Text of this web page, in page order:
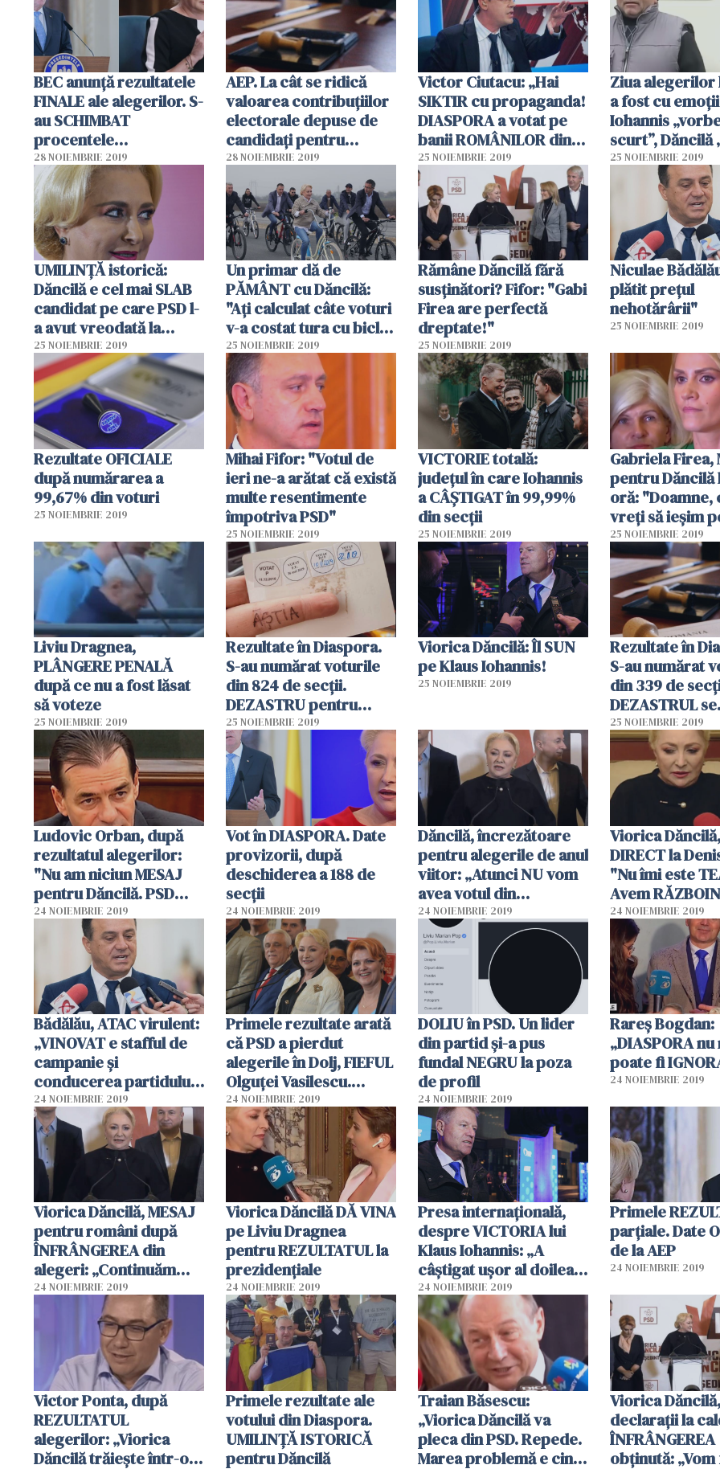
BEC anunță rezultatele
FINALE ale alegerilor. S-
au SCHIMBAT
procentele
candidaților
28 NOIEMBRIE 2019
AEP. La cât se ridică
valoarea contribuţiilor
electorale depuse de
candidaţi pentru
finanţarea campaniei
28 NOIEMBRIE 2019
Victor Ciutacu: „Hai
SIKTIR cu propaganda!
DIASPORA a votat pe
banii ROMÂNILOR din
țară”
25 NOIEMBRIE 2019
Ziua alegerilor
a fost cu
Iohannis
scurt”, Dăncilă
suflet
25 NOIEMBRIE 2019
UMILINȚĂ istorică:
Dăncilă e cel mai SLAB
candidat pe care PSD l-
a avut vreodată la
prezidențiale. Cifrele
momentului
25 NOIEMBRIE 2019
Un primar dă de
PĂMÂNT cu Dăncilă:
"Ați calculat câte voturi
v-a costat tura cu bicla?
Unge lanţul!"
25 NOIEMBRIE 2019
Rămâne Dăncilă fără
susţinători? Fifor: "Gabi
Firea are perfectă
dreptate!"
25 NOIEMBRIE 2019
Niculae
plătit prețul
nehotărârii"
25 NOIEMBRIE 2019
Rezultate OFICIALE
după numărarea a
99,67% din voturi
25 NOIEMBRIE 2019
Mihai Fifor: "Votul de
ieri ne-a arătat că există
multe resentimente
împotriva PSD"
25 NOIEMBRIE 2019
VICTORIE totală:
județul în care Iohannis
a CÂȘTIGAT în 99,99%
din secții
25 NOIEMBRIE 2019
Gabriela Firea,
pentru Dăncilă
oră: "Doamne,
vreți să ieșim
dos a istoriei?"
25 NOIEMBRIE 2019
Liviu Dragnea,
PLÂNGERE PENALĂ
după ce nu a fost lăsat
să voteze
25 NOIEMBRIE 2019
Rezultate în Diaspora.
S-au numărat voturile
din 824 de secții.
DEZASTRU pentru
Dăncilă
25 NOIEMBRIE 2019
Viorica Dăncilă: Îl SUN
pe Klaus Iohannis!
25 NOIEMBRIE 2019
Rezultate în
S-au numărat
din 339 de
DEZASTRUL se
adâncește
Dăncilă
25 NOIEMBRIE 2019
Ludovic Orban, după
rezultatul alegerilor:
"Nu am niciun MESAJ
pentru Dăncilă. PSD
este ca o STAFIE"
24 NOIEMBRIE 2019
Vot în DIASPORA. Date
provizorii, după
deschiderea a 188 de
secții
24 NOIEMBRIE 2019
Dăncilă, încrezătoare
pentru alegerile de anul
viitor: „Atunci NU vom
avea votul din
DIASPORA”
24 NOIEMBRIE 2019
Viorica
DIRECT la
"Nu îmi este
Avem
noştri"
24 NOIEMBRIE 2019
Bădălău, ATAC virulent:
„VINOVAT e stafful de
campanie și
conducerea partidului
PSD”
24 NOIEMBRIE 2019
Primele rezultate arată
că PSD a pierdut
alegerile în Dolj, FIEFUL
Olguței Vasilescu.
Manda, primele
declarații
24 NOIEMBRIE 2019
DOLIU în PSD. Un lider
din partid şi-a pus
fundal NEGRU la poza
de profil
24 NOIEMBRIE 2019
Rareș Bogdan:
„DIASPORA nu
poate fi
24 NOIEMBRIE 2019
Viorica Dăncilă, MESAJ
pentru români după
ÎNFRÂNGEREA din
alegeri: „Continuăm
lupta!“
24 NOIEMBRIE 2019
Viorica Dăncilă DĂ VINA
pe Liviu Dragnea
pentru REZULTATUL la
prezidențiale
24 NOIEMBRIE 2019
Presa internaţională,
despre VICTORIA lui
Klaus Iohannis: „A
câştigat uşor al doilea
tur, după cum era de
aşteptat”
24 NOIEMBRIE 2019
Primele
parțiale. Date
de la AEP
24 NOIEMBRIE 2019
Victor Ponta, după
REZULTATUL
alegerilor: „Viorica
Dăncilă trăiește într-o
Primele rezultate ale
votului din Diaspora.
UMILINȚĂ ISTORICĂ
pentru Dăncilă
Traian Băsescu:
„Viorica Dăncilă va
pleca din PSD. Repede.
Marea problemă e cine
Viorica Dăncilă,
declarații la
ÎNFRÂNGEREA
obținută: